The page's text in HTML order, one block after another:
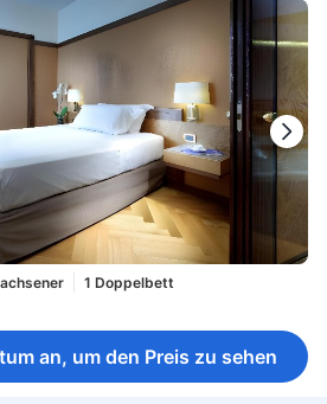
1 Doppelbett
an, um den Preis zu sehen